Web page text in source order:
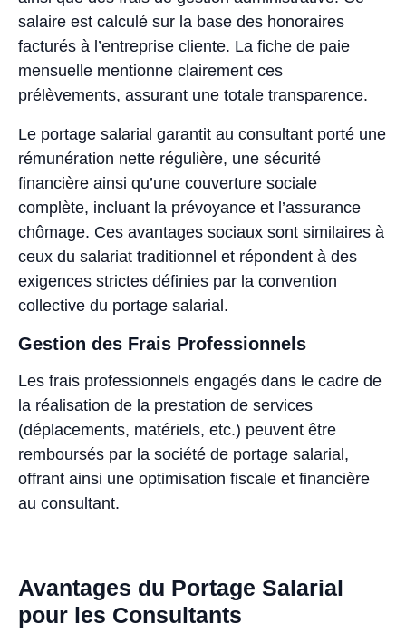
salaire est calculé sur la base des honoraires
facturés à l’entreprise cliente. La fiche de paie
mensuelle mentionne clairement ces
prélèvements, assurant une totale transparence.
Le portage salarial garantit au consultant porté une
rémunération nette régulière, une sécurité
financière ainsi qu’une couverture sociale
complète, incluant la prévoyance et l’assurance
chômage. Ces avantages sociaux sont similaires à
ceux du salariat traditionnel et répondent à des
exigences strictes définies par la convention
collective du portage salarial.
Gestion des Frais Professionnels
Les frais professionnels engagés dans le cadre de
la réalisation de la prestation de services
(déplacements, matériels, etc.) peuvent être
remboursés par la société de portage salarial,
offrant ainsi une optimisation fiscale et financière
au consultant.
Avantages du Portage Salarial
pour les Consultants